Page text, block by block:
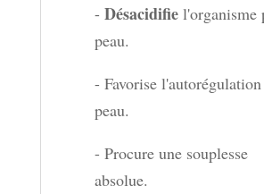
- Désacidifiel'organisme
peau.
- Favorise
peau.
- Procure une souplesse
absolue.